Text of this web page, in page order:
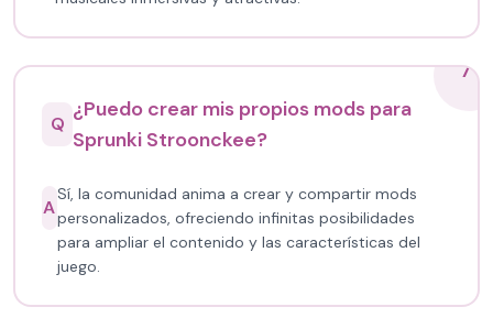
7
Q
¿Puedo crear mis propios mods para
Sprunki Stroonckee?
A
Sí, la comunidad anima a crear y compartir mods
personalizados, ofreciendo infinitas posibilidades
para ampliar el contenido y las características del
juego.